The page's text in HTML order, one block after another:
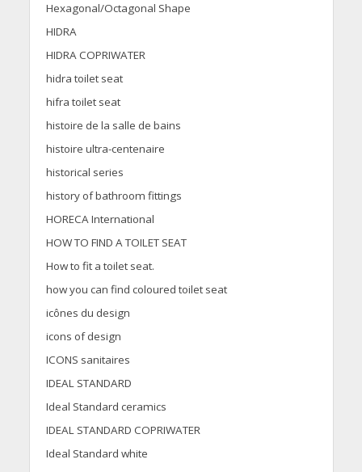
Hexagonal/Octagonal Shape
HIDRA
HIDRA COPRIWATER
hidra toilet seat
hifra toilet seat
histoire de la salle de bains
histoire ultra-centenaire
historical series
history of bathroom fittings
HORECA International
HOW TO FIND A TOILET SEAT
How to fit a toilet seat.
how you can find coloured toilet seat
icônes du design
icons of design
ICONS sanitaires
IDEAL STANDARD
Ideal Standard ceramics
IDEAL STANDARD COPRIWATER
Ideal Standard white